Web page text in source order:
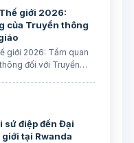
giới 2026:
của Truyền thông
giới 2026: Tầm quan
đối với Truyền
sứ điệp đến Đại
giới tại Rwanda